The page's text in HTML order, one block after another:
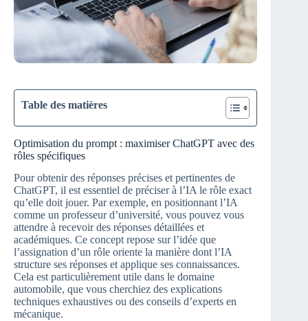
Table des matières
Optimisation du prompt : maximiser ChatGPT avec des
rôles spécifiques
Pour obtenir des réponses précises et pertinentes de
ChatGPT, il est essentiel de préciser à l’IA le rôle exact
qu’elle doit jouer. Par exemple, en positionnant l’IA
comme un professeur d’université, vous pouvez vous
attendre à recevoir des réponses détaillées et
académiques. Ce concept repose sur l’idée que
l’assignation d’un rôle oriente la manière dont l’IA
structure ses réponses et applique ses connaissances.
Cela est particulièrement utile dans le domaine
automobile, que vous cherchiez des explications
techniques exhaustives ou des conseils d’experts en
mécanique.